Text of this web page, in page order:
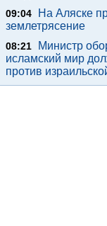
09:04
На Аляске
землетрясение
08:21
Министр
исламский мир
против